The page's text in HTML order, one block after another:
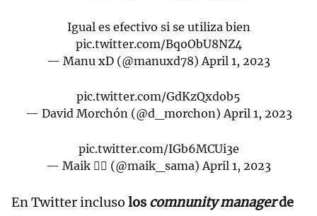
Igual es efectivo si se utiliza bien
pic.twitter.com/BqoObU8NZ4
— Manu xD (@manuxd78)April 1, 2023
pic.twitter.com/GdKzQxdob5
— David Morchón (@d_morchon)April 1, 2023
pic.twitter.com/IGb6MCUi3e
— Maik 🏳️‍🌈 (@maik_sama)April 1, 2023
En Twitter incluso los comnunity managerde